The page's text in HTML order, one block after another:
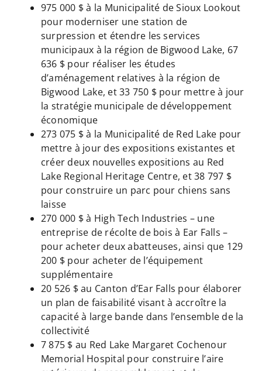
975 000 $ à la Municipalité de Sioux Lookout
pour moderniser une station de
surpression et étendre les services
municipaux à la région de Bigwood Lake, 67
636 $ pour réaliser les études
d’aménagement relatives à la région de
Bigwood Lake, et 33 750 $ pour mettre à jour
la stratégie municipale de développement
économique
273 075 $ à la Municipalité de Red Lake pour
mettre à jour des expositions existantes et
créer deux nouvelles expositions au Red
Lake Regional Heritage Centre, et 38 797 $
pour construire un parc pour chiens sans
laisse
270 000 $ à High Tech Industries – une
entreprise de récolte de bois à Ear Falls –
pour acheter deux abatteuses, ainsi que 129
200 $ pour acheter de l’équipement
supplémentaire
20 526 $ au Canton d’Ear Falls pour élaborer
un plan de faisabilité visant à accroître la
capacité à large bande dans l’ensemble de la
collectivité
7 875 $ au Red Lake Margaret Cochenour
Memorial Hospital pour construire l’aire